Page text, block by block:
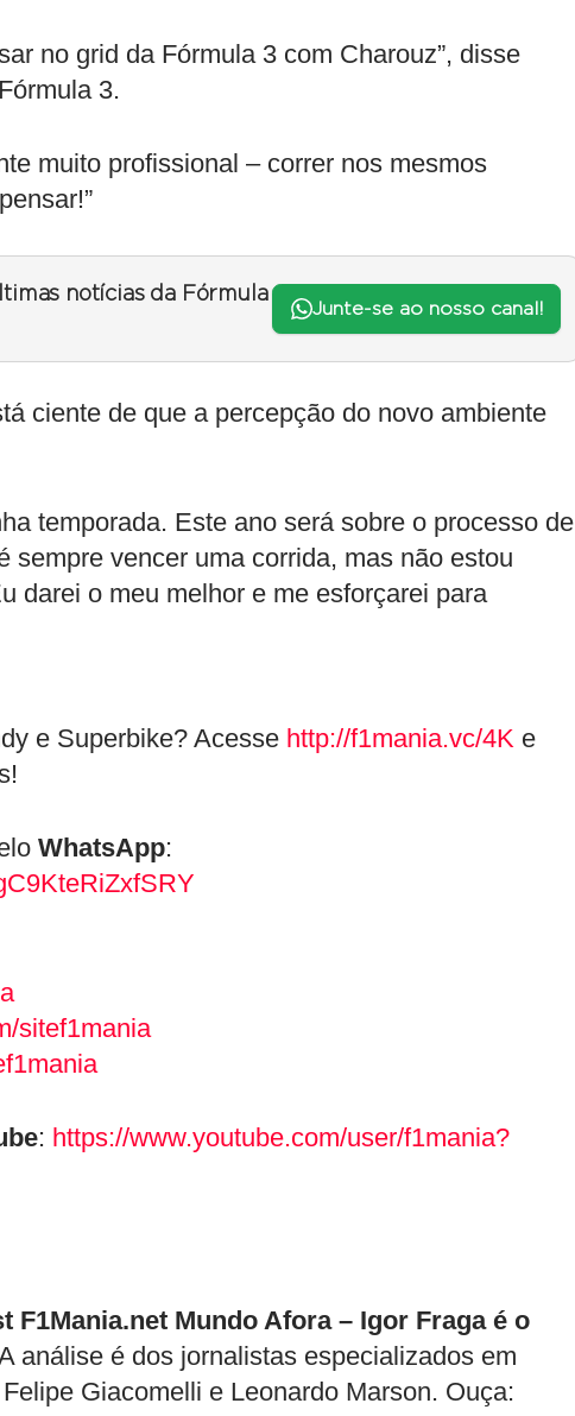
no grid da Fórmula 3 com Charouz”, disse
3.
muito profissional – correr nos mesmos
notícias da Fórmula
Junte-se ao nosso canal!
ciente de que a percepção do novo ambiente
temporada. Este ano será sobre o processo de
sempre vencer uma corrida, mas não estou
darei o meu melhor e me esforçarei para
e Superbike? Acesse http://f1mania.vc/4K e
WhatsApp:
sitef1mania
: https://www.youtube.com/user/f1mania?
F1Mania.net Mundo Afora – Igor Fraga é o
análise é dos jornalistas especializados em
Giacomelli e Leonardo Marson. Ouça: